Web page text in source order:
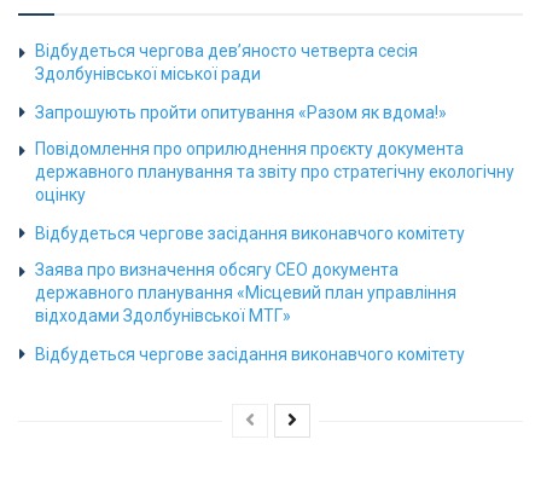
Відбудеться чергова дев’яносто четверта сесія
Здолбунівської міської ради
Запрошують пройти опитування «Разом як вдома!»
Повідомлення про оприлюднення проєкту документа
державного планування та звіту про стратегічну екологічну
оцінку
Відбудеться чергове засідання виконавчого комітету
Заява про визначення обсягу СЕО документа
державного планування «Місцевий план управління
відходами Здолбунівської МТГ»
Відбудеться чергове засідання виконавчого комітету